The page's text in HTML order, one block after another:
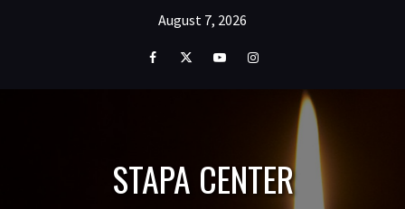
August 7, 2026
FacebookTwitterYoutubeInstagram
STAPA CENTER